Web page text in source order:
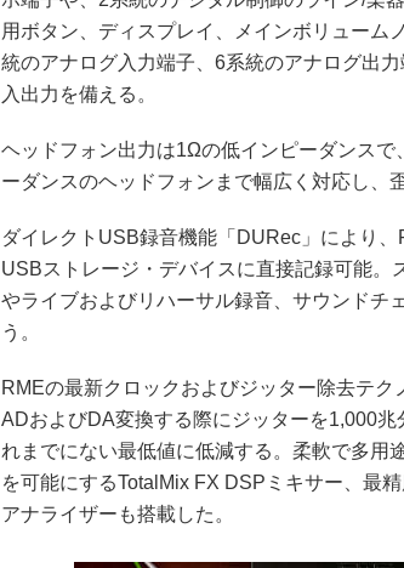
用ボタン、ディスプレイ、メインボリューム
統のアナログ入力端子、6系統のアナログ出
入出力を備える。
ヘッドフォン出力は1Ωの低インピーダンス
ーダンスのヘッドフォンまで幅広く対応し、
ダイレクトUSB録音機能「DURec」により
USBストレージ・デバイスに直接記録可能。
やライブおよびリハーサル録音、サウンドチ
う。
RMEの最新クロックおよびジッター除去テク
ADおよびDA変換する際にジッターを1,000
れまでにない最低値に低減する。柔軟で多用
を可能にするTotalMix FX DSPミキサー、最
アナライザーも搭載した。